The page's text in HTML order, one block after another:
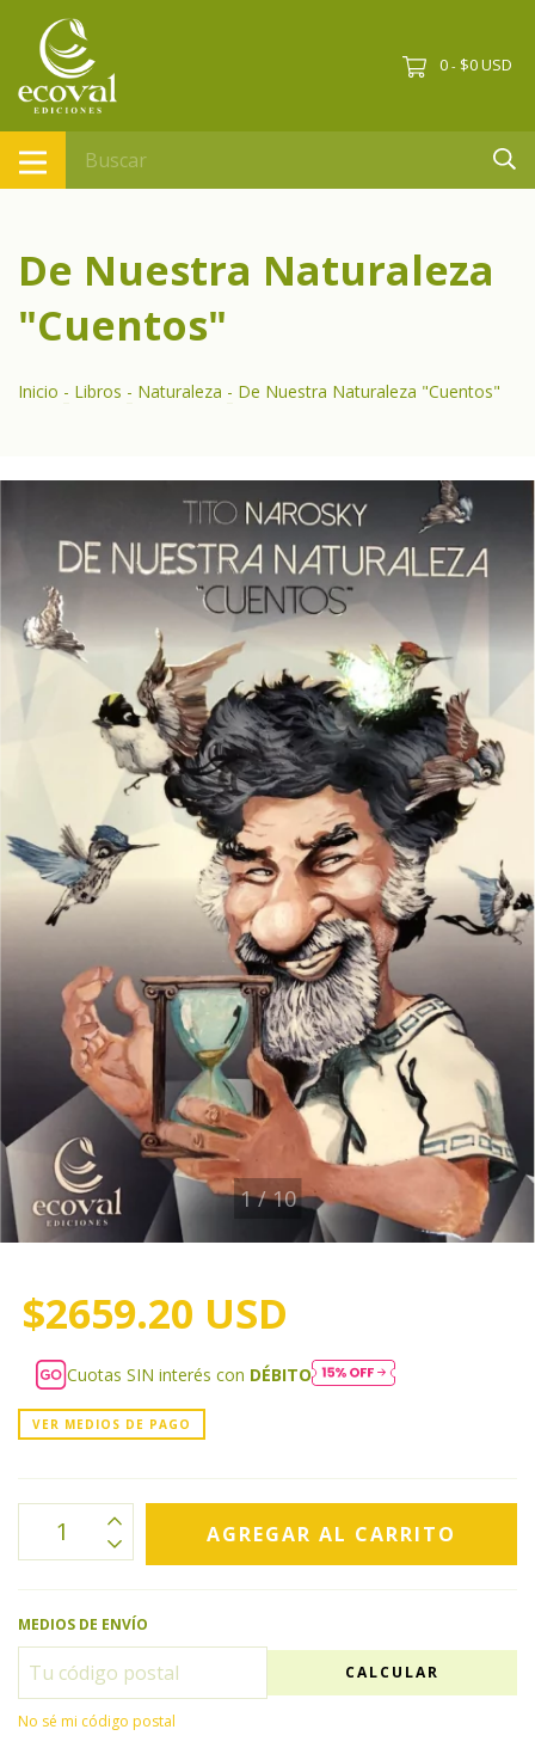
0 - $0 USD
De Nuestra Naturaleza
"Cuentos"
Inicio - Libros - Naturaleza - De Nuestra Naturaleza "Cuentos"
1/10
$2659.20 USD
Cuotas SIN interés con DÉBITO
VER MEDIOS DE PAGO
MEDIOS DE ENVÍO
CALCULAR
No sé mi código postal